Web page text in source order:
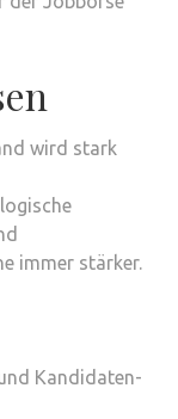
wird stark
immer stärker.
Kandidaten-